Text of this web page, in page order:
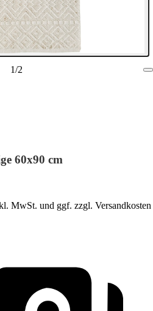
1/2
60x90 cm
MwSt. und ggf. zzgl. Versandkosten